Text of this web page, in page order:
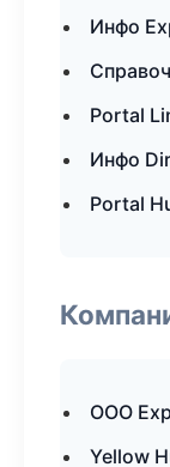
Инфо
Portal
Инфо
Portal
ООО
Yellow